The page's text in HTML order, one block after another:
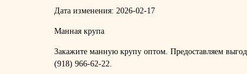
Дата изменения: 2026-02-17
Манная крупа
Закажите манную крупу оптом. Предоставляем
(918) 966-62-22.